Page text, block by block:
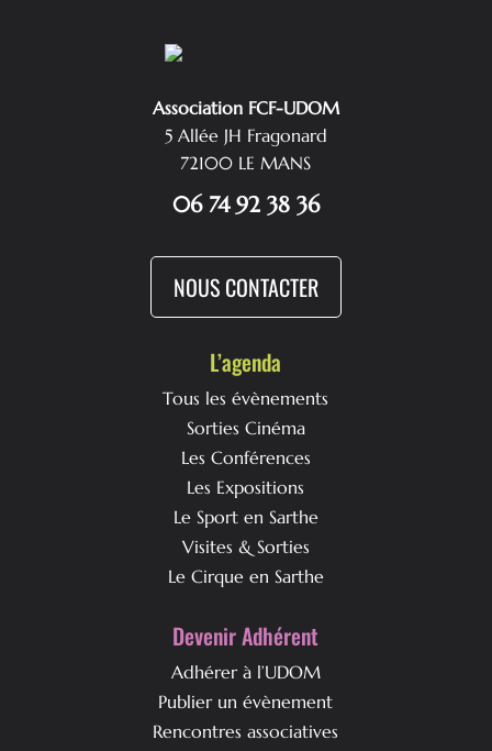
Association FCF-UDOM
5 Allée JH Fragonard
72100 LE MANS
06 74 92 38 36
NOUS CONTACTER
L’agenda
Tous les évènements
Sorties Cinéma
Les Conférences
Les Expositions
Le Sport en Sarthe
Visites & Sorties
Le Cirque en Sarthe
Devenir Adhérent
Adhérer à l’UDOM
Publier un évènement
Rencontres associatives